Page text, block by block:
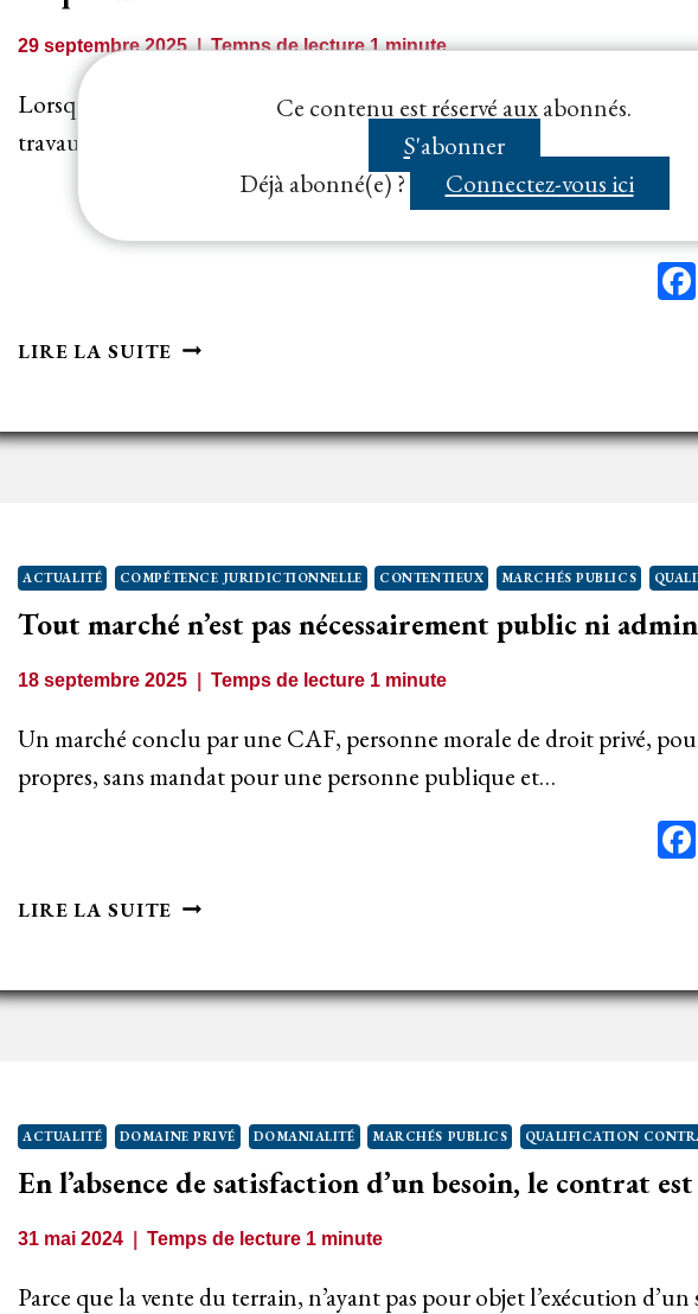
INAPPROPRIÉ
29 septembre 2025 Temps de lecture1minute
Lorsque l’acheteur définit précisément ses besoins et exerce un suivi
travaux par ses représentants à chaque phase du projet,…...
Ce contenu est réservé aux abonnés.
S'abonner
Déjà abonné(e) ?
Connectez-vous ici
LIRE LA SUITE REQUALIFICATION
EN
ACTUALITÉ COMPÉTENCE JURIDICTIONNELLE CONTENTIEUX MARCHÉS PUBLICS
Tout marché n’est pas nécessairement public ni
18 septembre 2025 Temps de lecture 1 minute
Un marché conclu par une CAF, personne morale de droit privé,
propres, sans mandat pour une personne publique et…
LIRE LA SUITE TOUT
PAS
ADMINISTRATIF
ACTUALITÉ DOMAINE PRIVÉ DOMANIALITÉ MARCHÉS PUBLICS QUALIFICATION
En l’absence de satisfaction d’un besoin, le contrat
31 mai 2024 Temps de lecture 1 minute
Parce que la vente du terrain, n’ayant pas pour objet l’exécution